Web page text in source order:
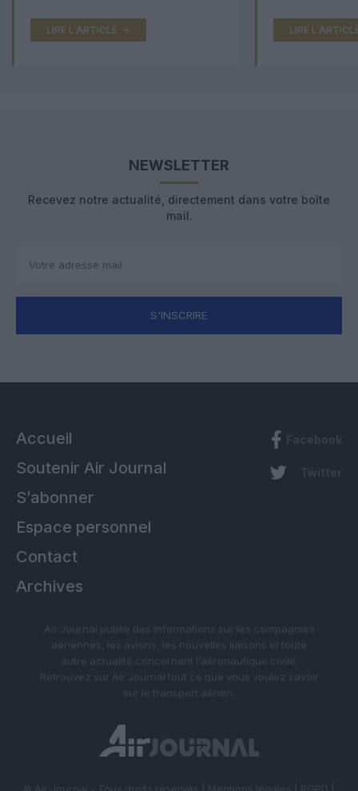
LIRE L'ARTICLE LIRE
NEWSLETTER
Recevez notre actualité, directement dans votre boîte
mail.
S'INSCRIRE
Accueil
Soutenir Air Journal
S’abonner
Espace personnel
Contact
Archives